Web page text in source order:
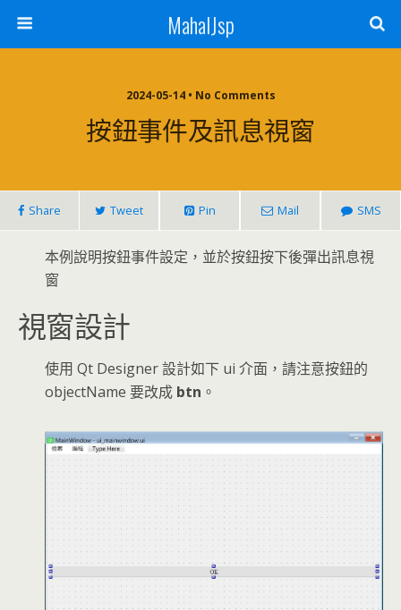
MahalJsp
2024-05-14 • No Comments
按鈕事件及訊息視窗
Share Tweet Pin Mail SMS
本例說明按鈕事件設定，並於按鈕按下後彈出訊息視
窗
視窗設計
使用 Qt Designer 設計如下 ui 介面，請注意按鈕的
objectName 要改成 btn 。